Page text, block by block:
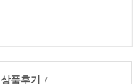
상품후기 /